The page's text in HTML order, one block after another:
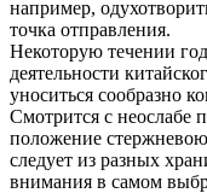
например,
точка отправления.
Некоторую течении
деятельности
уноситься сообразно
Смотрится с неослабе
положение
следует из разных
внимания в самом